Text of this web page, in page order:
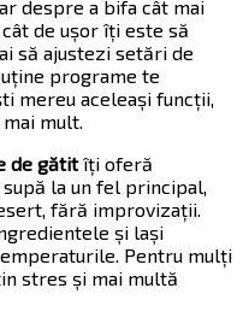
despre a bifa cât mai
de ușor îți este să
să ajustezi setări de
programe te
mereu aceleași funcții,
mult.
de gătitîți oferă
la un fel principal,
fără improvizații.
și lași
Pentru mulți
stres și mai multă